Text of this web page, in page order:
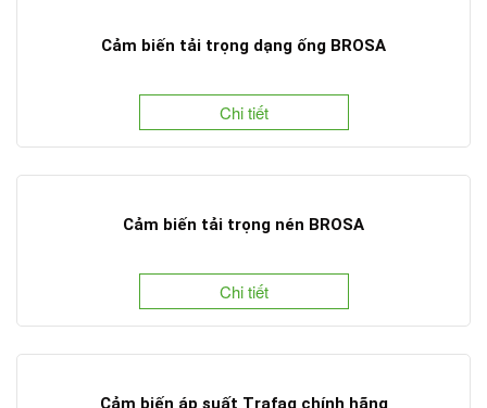
Cảm biến tải trọng dạng ống BROSA
Chi tiết
Cảm biến tải trọng nén BROSA
Chi tiết
Cảm biến áp suất Trafag chính hãng